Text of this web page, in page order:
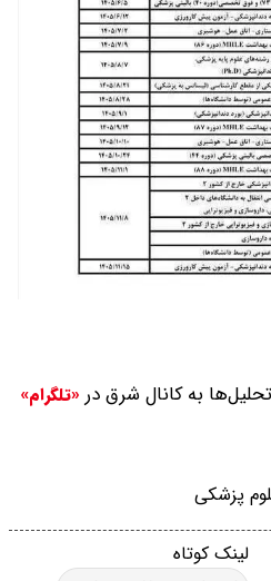
به کانال شرق در «تلگرام»
پزشکی
لینک کوتاه